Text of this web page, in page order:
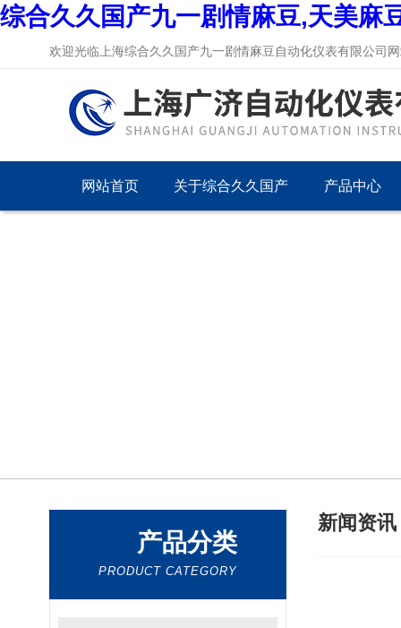
综合久久国产九一剧情麻豆,天美麻
欢迎光临上海综合久久国产九一剧情麻豆自动化仪表有限公司网站
网站首页 关于综合久久国产 产品中心
产品分类
PRODUCT CATEGORY
新闻资讯